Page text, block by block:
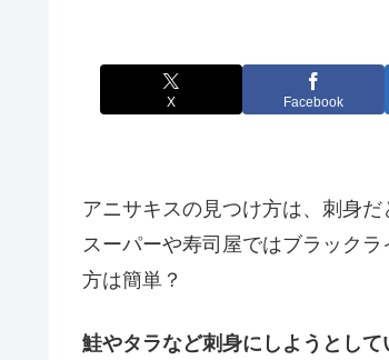
X Facebook
アニサキスの見つけ方は、刺身
スーパーや寿司屋ではブラック
方は簡単？
鮭やタラなど刺身にしようとし